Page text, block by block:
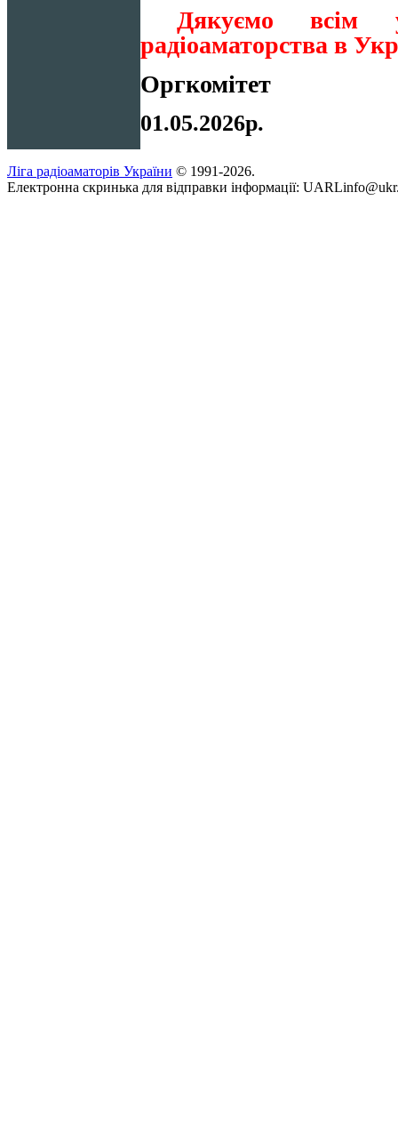
Дякуємо всім
радіоаматорства в
Оргкомітет
01.05.2026р.
Ліга радіоаматорів України © 1991-2026.
Електронна скринька для відправки інформації: